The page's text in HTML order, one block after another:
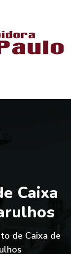
Caixa
de Caixa de